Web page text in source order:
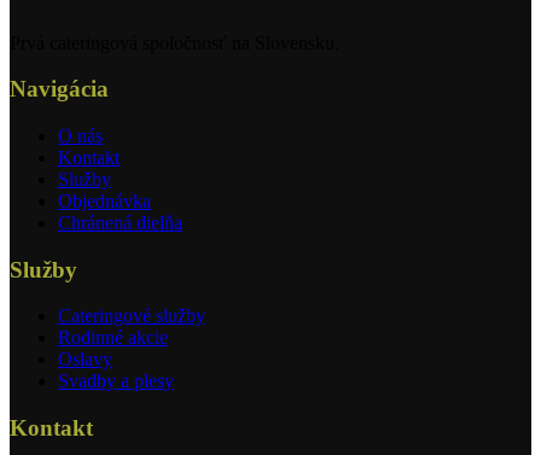
Navigácia
O nás
Kontakt
Služby
Objednávka
Chránená dielňa
Služby
Cateringové služby
Rodinné akcie
Oslavy
Svadby a plesy
Kontakt